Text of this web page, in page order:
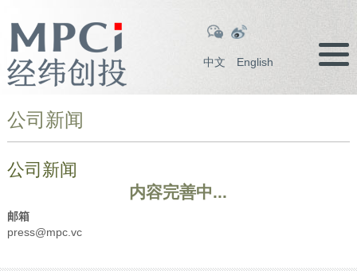
中文 English
公司新闻
公司新闻
内容完善中...
邮箱
press@mpc.vc